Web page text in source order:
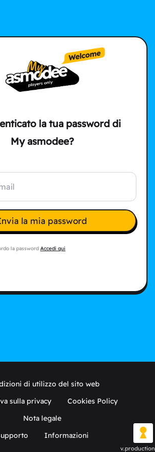
la tua password di
My asmodee?
la mia password
la password Accedi qui
di utilizzo del sito web
sulla privacy
Cookies Policy
Nota legale
Informazioni
v.production